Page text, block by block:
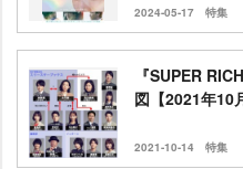
2024-05-17 特集
『SUPER
図【2021年10
2021-10-14 特集